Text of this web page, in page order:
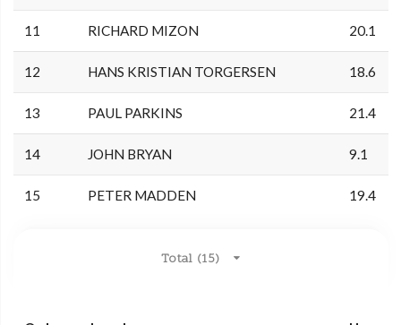
11 RICHARD MIZON 20.1
12 HANS KRISTIAN TORGERSEN 18.6
13 PAUL PARKINS 21.4
14 JOHN BRYAN 9.1
15 PETER MADDEN 19.4
Total (15)